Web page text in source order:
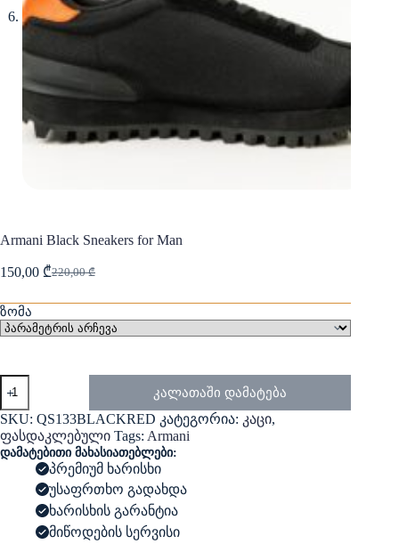
Armani Black Sneakers for Man
220,00₾
Original
220,00 ₾.
150,00 ₾Current
150,00 ₾.
ზომა
რაოდენობა:
Armani
Black
Sneakers
for
Man
კალათაში დამატება
SKU: QS133BLACKRED კატეგორია: კაცი,
ფასდაკლებული Tags: Armani
დამატებითი მახასიათებლები:
პრემიუმ ხარისხი
უსაფრთხო გადახდა
ხარისხის გარანტია
მიწოდების სერვისი